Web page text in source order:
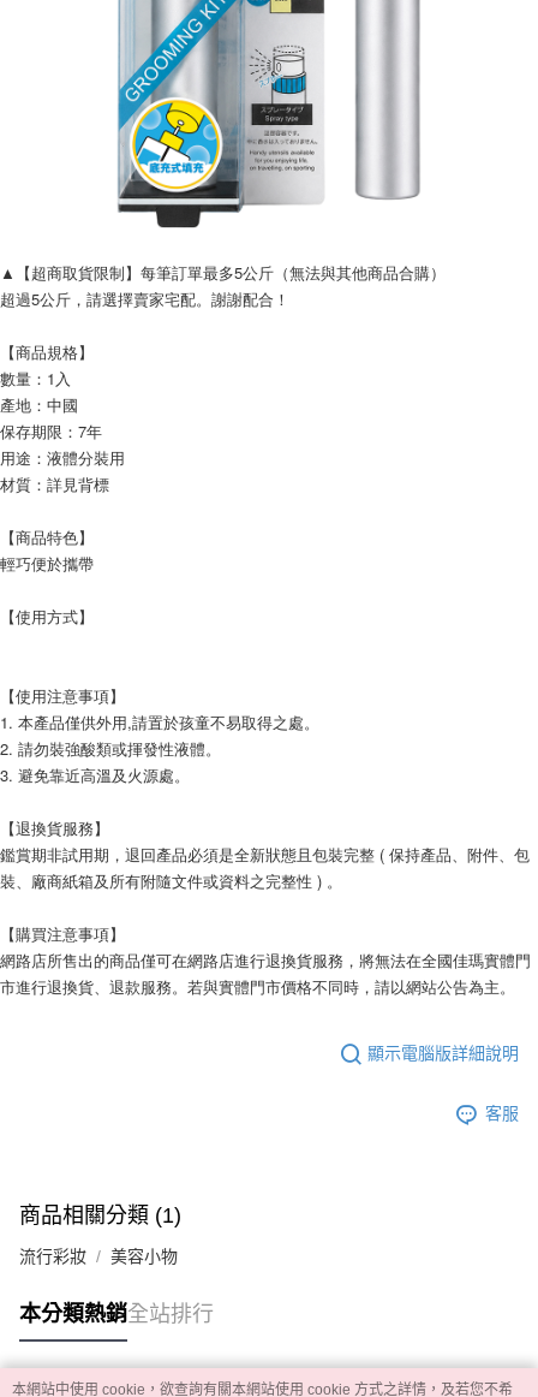
▲【超商取貨限制】每筆訂單最多5公斤（無法與其他商品合購）
超過5公斤，請選擇賣家宅配。謝謝配合！
【商品規格】
數量：1入
產地：中國
保存期限：7年
用途：液體分裝用
材質：詳見背標
【商品特色】
輕巧便於攜帶
【使用方式】
【使用注意事項】
1. 本產品僅供外用,請置於孩童不易取得之處。
2. 請勿裝強酸類或揮發性液體。
3. 避免靠近高溫及火源處。
【退換貨服務】
鑑賞期非試用期，退回產品必須是全新狀態且包裝完整 ( 保持產品、附件、包
裝、廠商紙箱及所有附隨文件或資料之完整性 ) 。
【購買注意事項】
網路店所售出的商品僅可在網路店進行退換貨服務，將無法在全國佳瑪實體門
市進行退換貨、退款服務。若與實體門市價格不同時，請以網站公告為主。
顯示電腦版詳細說明
客服
商品相關分類 (1)
流行彩妝 美容小物
本分類熱銷全站排行
本網站中使用 cookie，欲查詢有關本網站使用 cookie 方式之詳情，及若您不希